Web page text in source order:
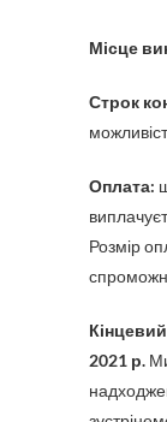
Місце
Строк
Оплата:
Розмір
2021 р.